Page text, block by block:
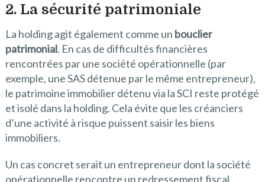
2. La sécurité patrimoniale
La holding agit également comme un bouclier
patrimonial. En cas de difficultés financières
rencontrées par une société opérationnelle (par
exemple, une SAS détenue par le même entrepreneur),
le patrimoine immobilier détenu via la SCI reste protégé
et isolé dans la holding. Cela évite que les créanciers
d’une activité à risque puissent saisir les biens
immobiliers.
Un cas concret serait un entrepreneur dont la société
opérationnelle rencontre un redressement fiscal